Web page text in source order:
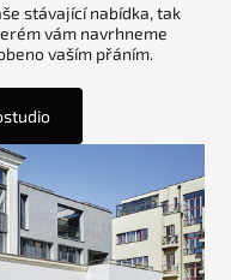
stávající nabídka, tak
vám navrhneme
vaším přáním.